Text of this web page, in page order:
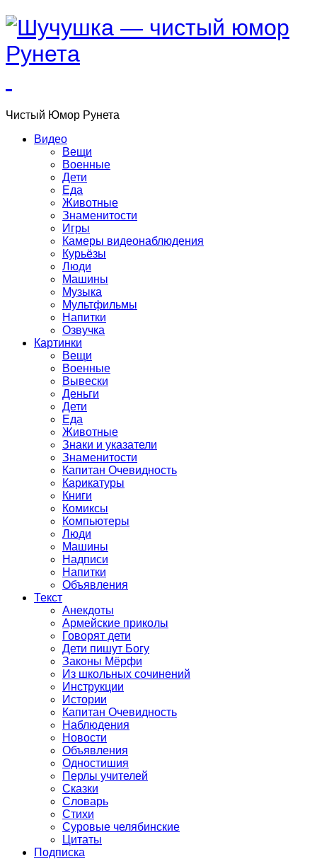
Чистый Юмор Рунета
Видео
Вещи
Военные
Дети
Еда
Животные
Знаменитости
Игры
Камеры видеонаблюдения
Курьёзы
Люди
Машины
Музыка
Мультфильмы
Напитки
Озвучка
Картинки
Вещи
Военные
Вывески
Деньги
Дети
Еда
Животные
Знаки и указатели
Знаменитости
Капитан Очевидность
Карикатуры
Книги
Комиксы
Компьютеры
Люди
Машины
Надписи
Напитки
Объявления
Текст
Анекдоты
Армейские приколы
Говорят дети
Дети пишут Богу
Законы Мёрфи
Из школьных сочинений
Инструкции
Истории
Капитан Очевидность
Наблюдения
Новости
Объявления
Одностишия
Перлы учителей
Сказки
Словарь
Стихи
Суровые челябинские
Цитаты
Подписка